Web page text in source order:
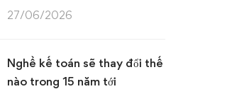
27/06/2026
Nghề kế toán sẽ thay đổi thế
nào trong 15 năm tới